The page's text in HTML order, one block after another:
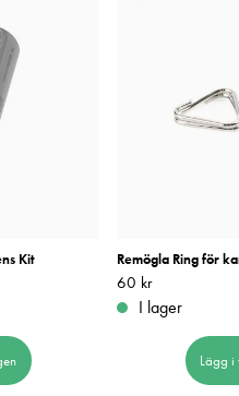
Kit Remögla Ring för
Pris :60 kr
60 kr
I lager
Lägg i